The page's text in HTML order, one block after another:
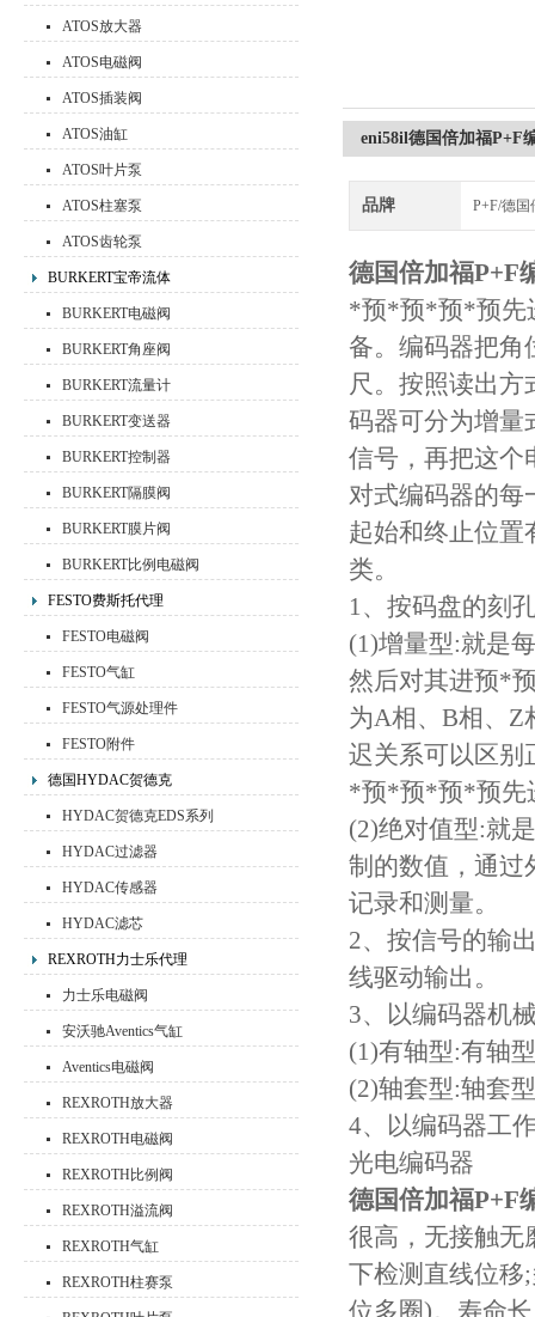
ATOS放大器
ATOS电磁阀
ATOS插装阀
ATOS油缸
ATOS叶片泵
ATOS柱塞泵
ATOS齿轮泵
BURKERT宝帝流体
BURKERT电磁阀
BURKERT角座阀
BURKERT流量计
BURKERT变送器
BURKERT控制器
BURKERT隔膜阀
BURKERT膜片阀
BURKERT比例电磁阀
FESTO费斯托代理
FESTO电磁阀
FESTO气缸
FESTO气源处理件
FESTO附件
德国HYDAC贺德克
HYDAC贺德克EDS系列
HYDAC过滤器
HYDAC传感器
HYDAC滤芯
REXROTH力士乐代理
力士乐电磁阀
安沃驰Aventics气缸
Aventics电磁阀
REXROTH放大器
REXROTH电磁阀
REXROTH比例阀
REXROTH溢流阀
REXROTH气缸
REXROTH柱赛泵
eni58il德国倍加福P+F
品牌 P+F/德国
德国倍加福P+F
*预*预*预*预先
备。编码器把角
尺。按照读出
码器可分为增量
信号，再把这个
对式编码器的每
起始和终止位置
类。
1、按码盘的刻
(1)增量型:就是
然后对其进预*
为A相、B相、Z
迟关系可以区别
*预*预*预*预先
(2)绝对值型:就
制的数值，通
记录和测量。
2、按信号的输
线驱动输出。
3、以编码器机
(1)有轴型:有轴
(2)轴套型:轴套
4、以编码器工
光电编码器
德国倍加福P+F
很高，无接触无
下检测直线位移
位多圈)。寿命